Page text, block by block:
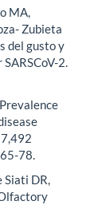
MA,
Zubieta
del gusto y
2.
78.
Siati DR,